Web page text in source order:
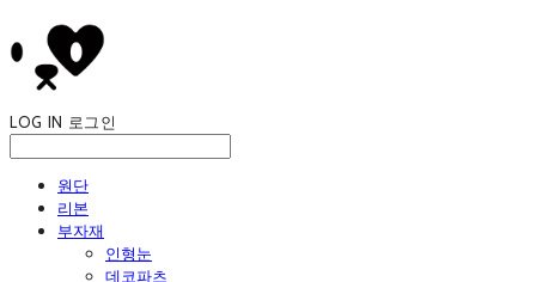
LOG IN 로그인
원단
리본
부자재
인형눈
데코파츠